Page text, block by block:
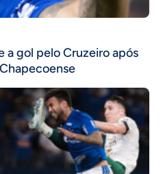
a gol pelo Cruzeiro após